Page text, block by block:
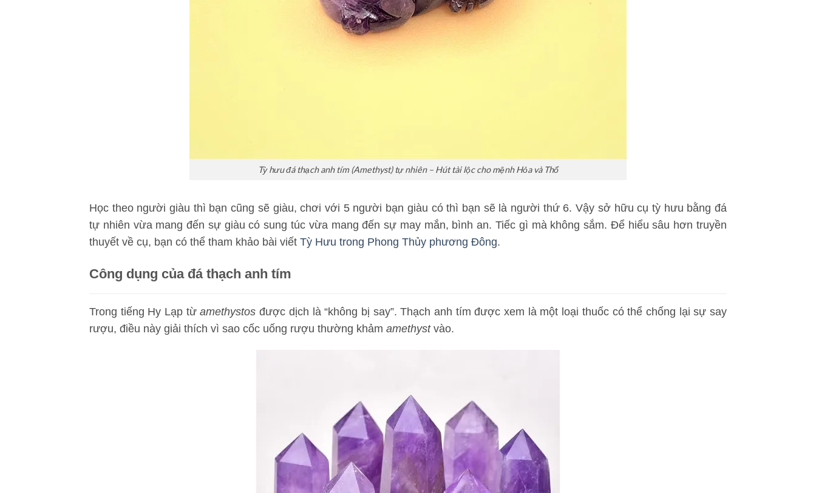
Tỳ hưu đá thạch anh tím (Amethyst) tự nhiên – Hút tài lộc cho mệnh Hỏa và Thổ
Học theo người giàu thì bạn cũng sẽ giàu, chơi với 5 người bạn giàu có thì bạn sẽ là người thứ 6. Vậy sở hữu cụ tỳ hưu bằng đá
tự nhiên vừa mang đến sự giàu có sung túc vừa mang đến sự may mắn, bình an. Tiếc gì mà không sắm. Để hiểu sâu hơn truyền
thuyết về cụ, bạn có thể tham khảo bài viết Tỳ Hưu trong Phong Thủy phương Đông.
Công dụng của đá thạch anh tím
Trong tiếng Hy Lạp từamethystosđược dịch là “không bị say”. Thạch anh tím được xem là một loại thuốc có thể chống lại sự say
rượu, điều này giải thích vì sao cốc uống rượu thường khảm amethyst vào.